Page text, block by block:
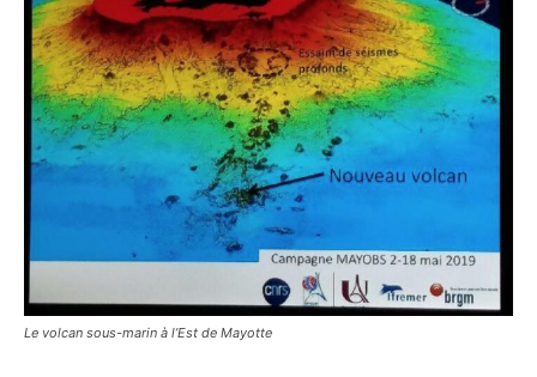
Le volcan sous-marin à l’Est de Mayotte